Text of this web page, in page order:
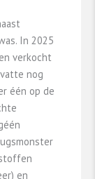
In 2025
verkocht
nog
één op de
en